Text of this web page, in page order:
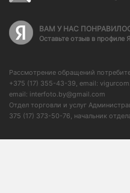
ВАМ У НАС
Оставьте отзыв в профиле
Рассмотрение обращений
+375 (17) 355-43-39, email:
email: interfoto.by@gmail.com
Отдел торговли и услуг
375 (17) 373-50-76, начальник